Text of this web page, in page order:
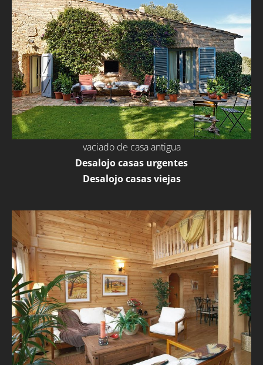
vaciado de casa antigua
Desalojo casas urgentes
Desalojo casas viejas